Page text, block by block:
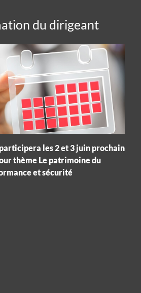
du dirigeant
les 2 et 3 juin prochain
thème Le patrimoine du
et sécurité